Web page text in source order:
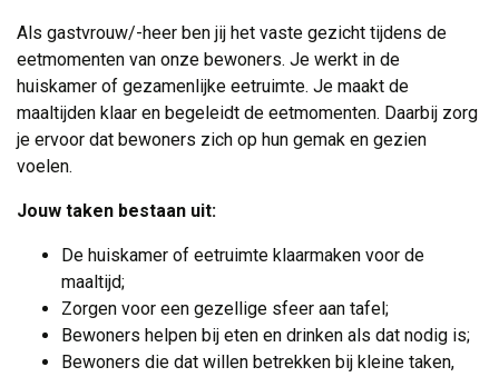
Als gastvrouw/-heer ben jij het vaste gezicht tijdens de
eetmomenten van onze bewoners. Je werkt in de
huiskamer of gezamenlijke eetruimte. Je maakt de
maaltijden klaar en begeleidt de eetmomenten. Daarbij zorg
je ervoor dat bewoners zich op hun gemak en gezien
voelen.
Jouw taken bestaan uit:
De huiskamer of eetruimte klaarmaken voor de
maaltijd;
Zorgen voor een gezellige sfeer aan tafel;
Bewoners helpen bij eten en drinken als dat nodig is;
Bewoners die dat willen betrekken bij kleine taken,